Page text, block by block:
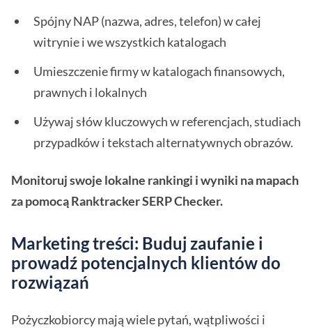
Spójny NAP (nazwa, adres, telefon) w całej
witrynie i we wszystkich katalogach
Umieszczenie firmy w katalogach finansowych,
prawnych i lokalnych
Używaj słów kluczowych w referencjach, studiach
przypadków i tekstach alternatywnych obrazów.
Monitoruj swoje lokalne rankingi i wyniki na mapach
za pomocą Ranktracker SERP Checker.
Marketing treści: Buduj zaufanie i
prowadź potencjalnych klientów do
rozwiązań
Pożyczkobiorcy mają wiele pytań, wątpliwości i